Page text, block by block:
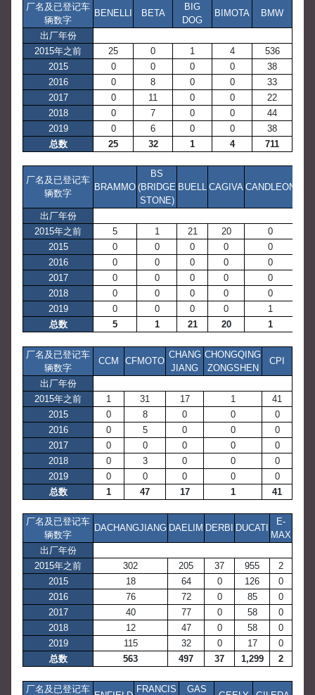
厂名及已登记车
辆数字
BENELLI BETA
BIG
DOG
BIMOTA BMW
出厂年份
2015年之前
25 0 1 4
536
2015
0 0 0 0
38
2016
0 8 0 0
33
2017
0 11 0 0
22
2018
0 7 0 0
44
2019
0 6 0 0
38
总数
25 32 1 4 711
厂名及已登记车
辆数字
BRAMMO
BS
(BRIDGE
STONE)
BUELL CAGIVA CANDLEON
出厂年份
2015年之前
5 1 21 20
0
2015
0 0 0 0
0
2016
0 0 0 0
0
2017
0 0 0 0
0
2018
0 0 0 0
0
2019
0 0 0 0
1
总数
5 1 21 20 1
厂名及已登记车
辆数字
CCM CFMOTO
CHANG
JIANG
CHONGQING
ZONGSHEN
CPI
出厂年份
2015年之前
1 31 17 1
41
2015
0 8 0 0
0
2016
0 5 0 0
0
2017
0 0 0 0
0
2018
0 3 0 0
0
2019
0 0 0 0
0
总数
1 47 17 1 41
厂名及已登记车
辆数字
DACHANGJIANG DAELIM DERBI DUCATI
E-
MAX
出厂年份
2015年之前
302 205 37 955
2
2015
18 64 0 126
0
2016
76 72 0 85
0
2017
40 77 0 58
0
2018
12 47 0 58
0
2019
115 32 0 17
0
总数
563 497 37 1,299 2
厂名及已登记车
FRANCIS
GAS